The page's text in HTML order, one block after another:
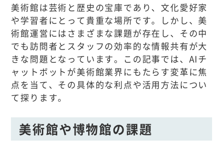
美術館は芸術と歴史の宝庫であり、文化愛好家
や学習者にとって貴重な場所です。しかし、美
術館運営にはさまざまな課題が存在し、その中
でも訪問者とスタッフの効率的な情報共有が大
きな問題となっています。この記事では、AIチ
ャットボットが美術館業界にもたらす変革に焦
点を当て、その具体的な利点や活用方法につい
て探ります。
美術館や博物館の課題